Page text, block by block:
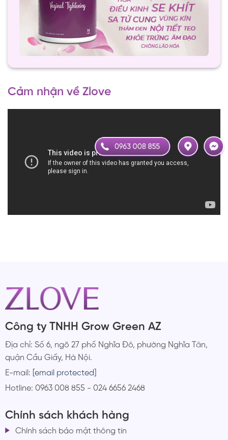
Cảm nhận về Zlove
Công ty TNHH Grow Green AZ
Địa chỉ: Số 6, ngõ 27 phố Nghĩa Đô, phường Nghĩa Tân,
quận Cầu Giấy, Hà Nội.
E-mail: [email protected]
Hotline: 0963 008 855 - 024 6656 2468
Chính sách khách hàng
Chính sách bảo mật thông tin